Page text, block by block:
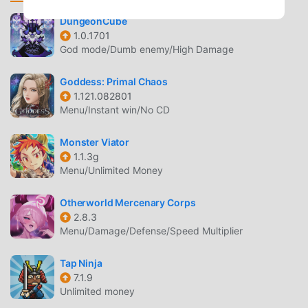
the orientation easier. The score of victories and defeats,
as well as a lot of other useful information about your
character, is available if you click his icon.If you quit the
game, it is saved automatically. Next time, you will start
exactly where you finished.Become the best protector of
the World Of Rest!Note:The game is in the stage of early
access (active stage of revision and improvement). Your
suggestions on the development are welcome!
WORLD OF REST INTRODUZIONE
World Of Rest Essendo un gioco rpg molto popolare di
recente, ha guadagnato molti fan in tutto il mondo che
amano i giochi rpg. Se vuoi scaricare questo gioco, come il
più grande sito di download di giochi gratuiti per mod apk
solo ti fornisce l'ultima versione di World Of Rest
1.38.1gratuitamente, ma fornisce anche Freemod
gratuitamente, aiutandoti a salvare l'attività meccanica
DungeonCube
1.0.1701
God mode/Dumb enemy/High Damage
Goddess: Primal Chaos
1.121.082801
Menu/Instant win/No CD
Monster Viator
1.1.3g
Menu/Unlimited Money
Otherworld Mercenary Corps
2.8.3
Menu/Damage/Defense/Speed Multiplier
Tap Ninja
7.1.9
Unlimited money